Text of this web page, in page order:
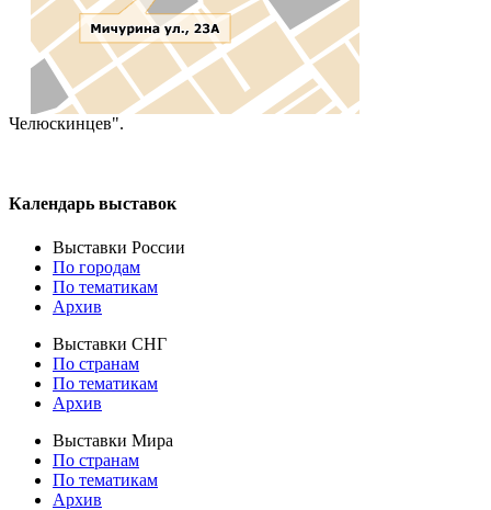
Челюскинцев".
Календарь выставок
Выставки России
По городам
По тематикам
Архив
Выставки СНГ
По странам
По тематикам
Архив
Выставки Мира
По странам
По тематикам
Архив